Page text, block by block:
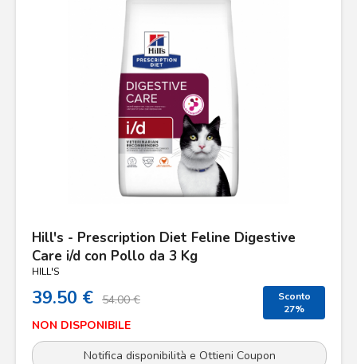
Hill's - Prescription Diet Feline Digestive
Care i/d con Pollo da 3 Kg
HILL'S
39.50 € 54.00 €
Sconto
27%
NON DISPONIBILE
Notifica disponibilità e Ottieni Coupon